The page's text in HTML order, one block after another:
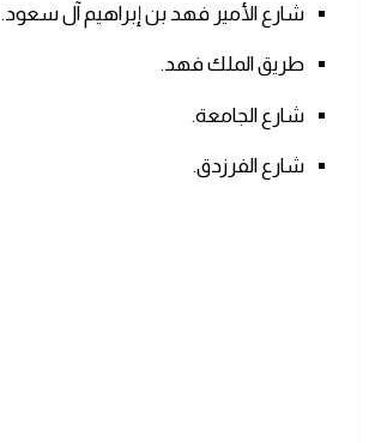
شارع الأمير فهد بن إبراهيم آل سعود.
طريق الملك فهد.
شارع الجامعة.
شارع الفرزدق.